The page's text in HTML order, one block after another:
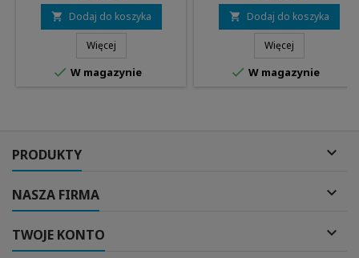
 Dodaj do koszyka
Więcej
 W magazynie
 Dodaj do koszyka
Więcej
 W magazynie
PRODUKTY 
NASZA FIRMA 
TWOJE KONTO 